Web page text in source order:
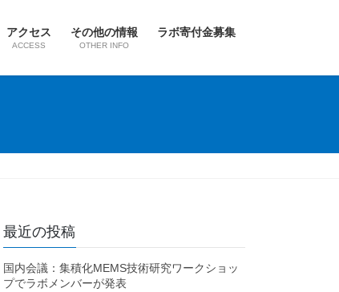
アクセス
ACCESS
その他の情報
OTHER INFO
ラボ寄付金募集
最近の投稿
国内会議：集積化MEMS技術研究ワークショッ
プでラボメンバーが発表